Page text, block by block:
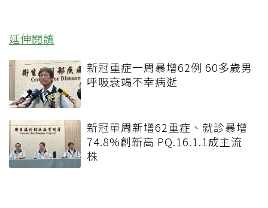
延伸閱讀
新冠重症一周暴增62例 60多歲男
呼吸衰竭不幸病逝
新冠單周新增62重症、就診暴增
74.8%創新高 PQ.16.1.1成主流
株